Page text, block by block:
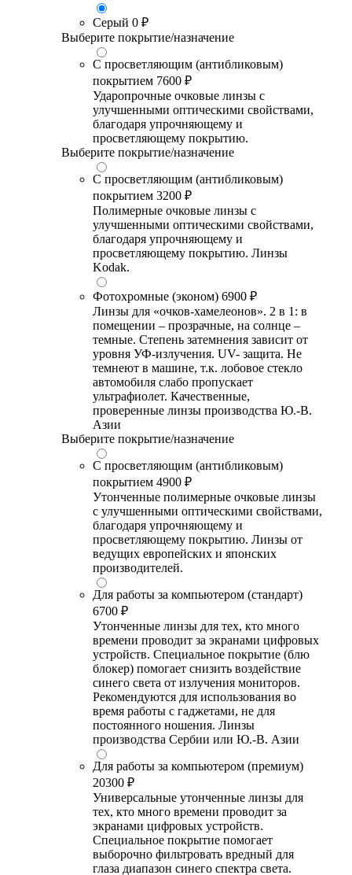
Серый 0 ₽
Выберите покрытие/назначение
С просветляющим (антибликовым)
покрытием 7600 ₽
Ударопрочные очковые линзы с
улучшенными оптическими свойствами,
благодаря упрочняющему и
просветляющему покрытию.
Выберите покрытие/назначение
С просветляющим (антибликовым)
покрытием 3200 ₽
Полимерные очковые линзы с
улучшенными оптическими свойствами,
благодаря упрочняющему и
просветляющему покрытию. Линзы
Kodak.
Фотохромные (эконом) 6900 ₽
Линзы для «очков-хамелеонов». 2 в 1: в
помещении – прозрачные, на солнце –
темные. Степень затемнения зависит от
уровня УФ-излучения. UV- защита. Не
темнеют в машине, т.к. лобовое стекло
автомобиля слабо пропускает
ультрафиолет. Качественные,
проверенные линзы производства Ю.-В.
Азии
Выберите покрытие/назначение
С просветляющим (антибликовым)
покрытием 4900 ₽
Утонченные полимерные очковые линзы
с улучшенными оптическими свойствами,
благодаря упрочняющему и
просветляющему покрытию. Линзы от
ведущих европейских и японских
производителей.
Для работы за компьютером (стандарт)
6700 ₽
Утонченные линзы для тех, кто много
времени проводит за экранами цифровых
устройств. Специальное покрытие (блю
блокер) помогает снизить воздействие
синего света от излучения мониторов.
Рекомендуются для использования во
время работы с гаджетами, не для
постоянного ношения. Линзы
производства Сербии или Ю.-В. Азии
Для работы за компьютером (премиум)
20300 ₽
Универсальные утонченные линзы для
тех, кто много времени проводит за
экранами цифровых устройств.
Специальное покрытие помогает
выборочно фильтровать вредный для
глаза диапазон синего спектра света.